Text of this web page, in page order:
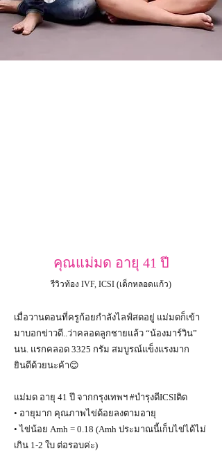
คุณแม่มด อายุ 41 ปี
รีวิวท้อง IVF, ICSI (เด็กหลอดแก้ว)
เมื่อวานตอนที่ครูก้อยกำลังไลฟ์สดอยู่ แม่มดก็เข้า
มาบอกข่าวดี..ว่าคลอดลูกชายแล้ว “น้องมาร์วิน”
นน. แรกคลอด 3325 กรัม สมบูรณ์แข็งแรงมาก
ยินดีด้วยนะค้า😊
แม่มด อายุ 41 ปี จากกรุงเทพฯ #บำรุงดีICSIติด
• อายุมาก คุณภาพไข่ด้อยลงตามอายุ
• ไข่น้อย Amh = 0.18 (Amh ประมาณนี้เก็บไข่ได้ไม่
เกิน 1-2 ใบ ต่อรอบค่ะ)